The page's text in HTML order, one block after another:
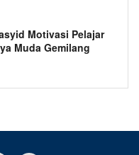
Motivasi Pelajar
Muda Gemilang